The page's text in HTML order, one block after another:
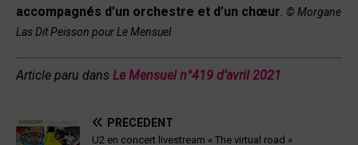
accompagnés d’un orchestre et d’un chœur © Morgane
Las Dit Peisson pour Le Mensuel
Article paru dans Le Mensuel n°419 d’avril2021
PRÉCÉDENT
U2 en concert livestream « The virtual road »